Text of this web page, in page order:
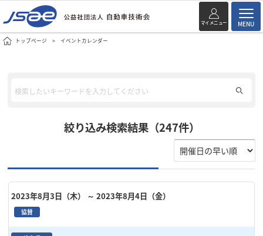
マイメニュー MENU
トップページ イベントカレンダー
絞り込み検索結果（247件）
2023年8月3日（木） ～ 2023年8月4日（金）
協賛